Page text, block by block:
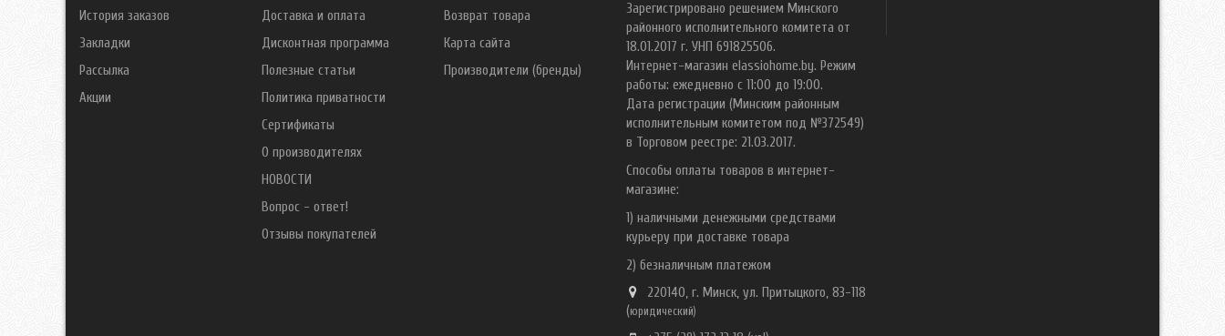
История заказов
Закладки
Рассылка
Акции
Доставка и оплата
Дисконтная программа
Полезные статьи
Политика приватности
Сертификаты
О производителях
НОВОСТИ
Вопрос - ответ!
Отзывы покупателей
Возврат товара
Карта сайта
Производители (бренды)
Зарегистрировано решением Минского
районного исполнительного комитета от
18.01.2017 г. УНП 691825506.
Интернет-магазин elassiohome.by. Режим
работы: ежедневно с 11:00 до 19:00.
Дата регистрации (Минским районным
исполнительным комитетом под №372549)
в Торговом реестре: 21.03.2017.
Способы оплаты товаров в интернет-
магазине:
1) наличными денежными средствами
курьеру при доставке товара
2) безналичным платежом
220140, г. Минск, ул. Притыцкого, 83-118
(юридический)